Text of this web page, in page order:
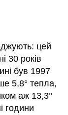
цей
30 років
був 1997
5,8° тепла,
аж 13,3°
години